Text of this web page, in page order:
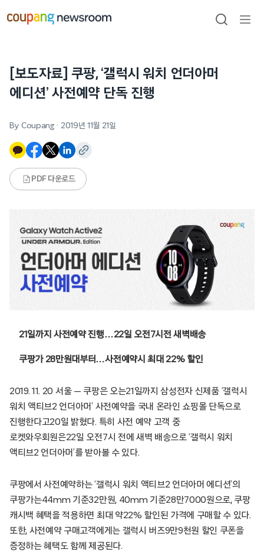
건너뛰기
검색
[보도자료] 쿠팡, ‘갤럭시 워치 언더아머
에디션’ 사전예약 단독 진행
By Coupang · 2019년 11월 21일
PDF 다운로드
21일까지 사전예약 진행…22일 오전7시전 새벽배송
쿠팡가 28만원대부터…사전예약시 최대 22% 할인
2019. 11. 20 서울 — 쿠팡은 오는21일까지 삼성전자 신제품 ‘갤럭시
워치 액티브2 언더아머’ 사전예약을 국내 온라인 쇼핑몰 단독으로
진행한다고20일 밝혔다. 특히 사전 예약 고객 중
로켓와우회원은22일 오전7시 전에 새벽 배송으로 ‘갤럭시 워치
액티브2 언더아머’를 받아볼 수 있다.
쿠팡에서 사전예약하는 ‘갤럭시 워치 액티브2 언더아머 에디션’의
쿠팡가는44mm 기준32만원, 40mm 기준28만7000원으로, 쿠팡
캐시백 혜택을 적용하면 최대 약22% 할인된 가격에 구매할 수 있다.
또한, 사전예약 구매고객에게는 갤럭시 버즈9만9천원 할인 쿠폰을
증정하는 혜택도 함께 제공된다.